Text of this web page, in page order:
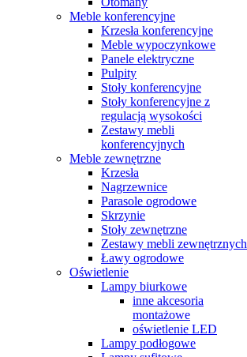
Meble konferencyjne
Krzesła konferencyjne
Meble wypoczynkowe
Panele elektryczne
Pulpity
Stoły konferencyjne
Stoły konferencyjne z
regulacją wysokości
Zestawy mebli
konferencyjnych
Meble zewnętrzne
Krzesła
Nagrzewnice
Parasole ogrodowe
Skrzynie
Stoły zewnętrzne
Zestawy mebli zewnętrznych
Ławy ogrodowe
Oświetlenie
Lampy biurkowe
inne akcesoria
montażowe
oświetlenie LED
Lampy podłogowe